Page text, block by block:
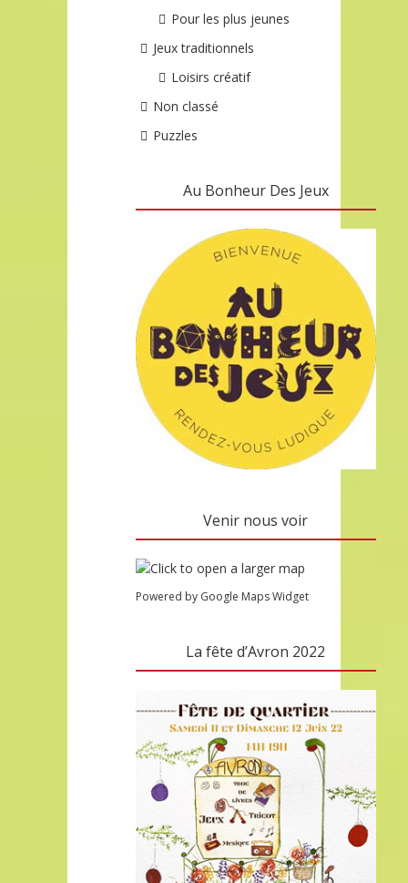
Pour les plus jeunes
Jeux traditionnels
Loisirs créatif
Non classé
Puzzles
Au Bonheur Des Jeux
Venir nous voir
Powered by Google Maps Widget
La fête d’Avron 2022